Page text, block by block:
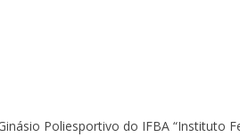
Poliesportivo do IFBA “Instituto